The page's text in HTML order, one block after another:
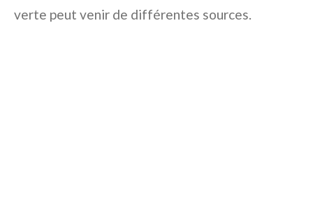
verte peut venir de différentes sources.